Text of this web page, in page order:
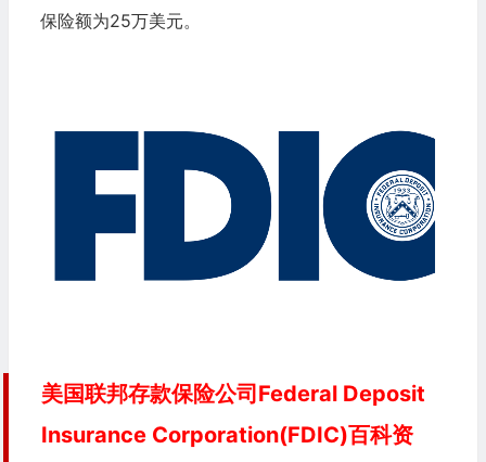
保险额为25万美元。
美国联邦存款保险公司Federal Deposit
Insurance Corporation(FDIC)百科资